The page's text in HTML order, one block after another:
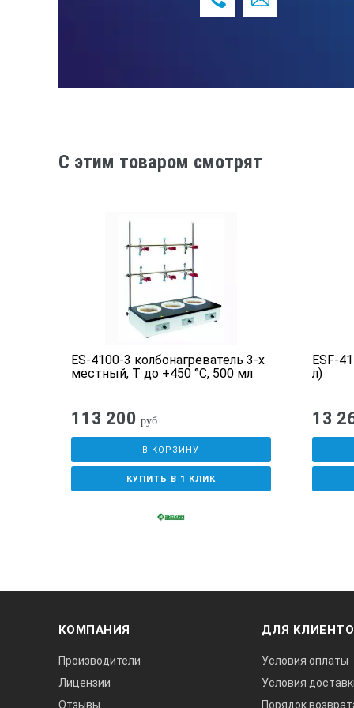
Наименование
C этим товаром смотрят
ES-4100-3 колбонагреватель 3-х
местный, T до +450 °С, 500 мл
113 200 руб.
В КОРЗИНУ
КУПИТЬ В 1 КЛИК
ESF-
л)
13
КОМПАНИЯ
Производители
Лицензии
Отзывы
ДЛЯ
Условия оплаты
Условия
Порядок